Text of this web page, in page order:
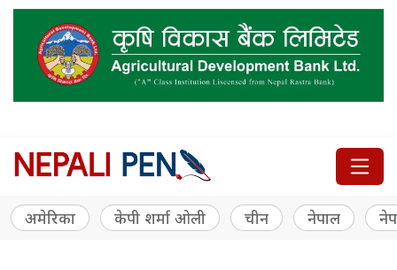
अमेरिका केपी शर्मा ओली चीन नेपाल